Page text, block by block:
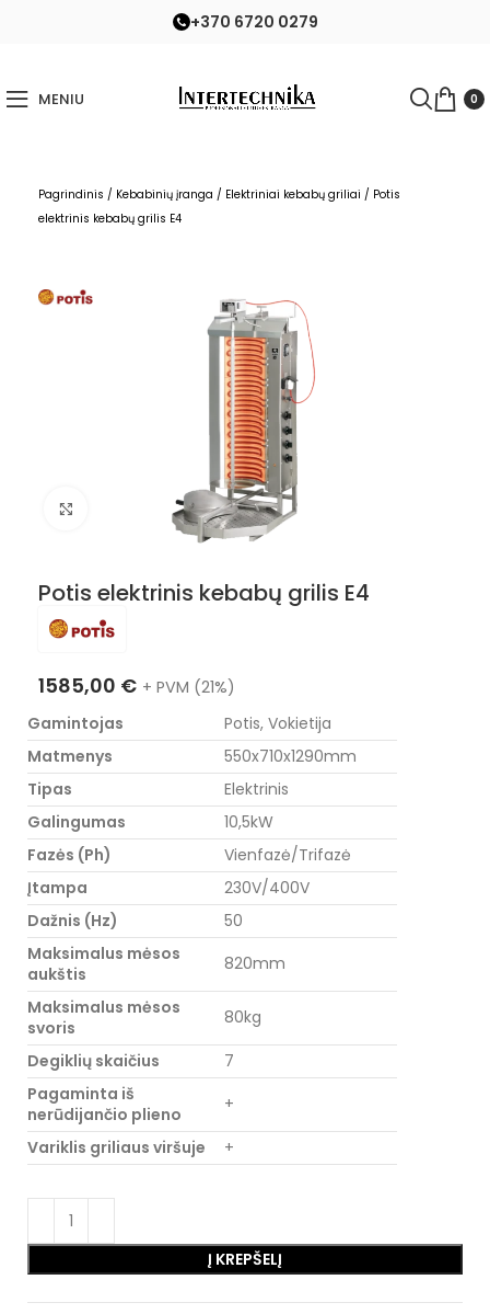
+370 6720 0279
MENIU 0
Pagrindinis / Kebabinių įranga / Elektriniai kebabų griliai / Potis
elektrinis kebabų grilis E4
Nuotraukos padidinimas
Potis elektrinis kebabų grilis E4
1585,00 € + PVM (21%)
Gamintojas
Potis, Vokietija
Matmenys
550x710x1290mm
Tipas
Elektrinis
Galingumas
10,5kW
Fazės (Ph)
Vienfazė/Trifazė
Įtampa
230V/400V
Dažnis (Hz)
50
Maksimalus mėsos
aukštis
820mm
Maksimalus mėsos
svoris
80kg
Degiklių skaičius
7
Pagaminta iš
nerūdijančio plieno
+
Variklis griliaus viršuje
+
Į KREPŠELĮ